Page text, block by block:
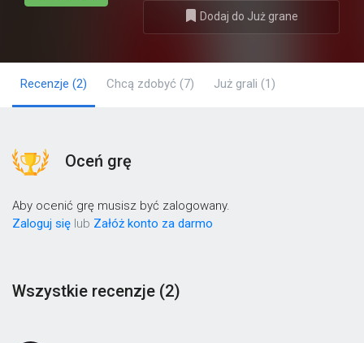
Dodaj do Już grane
Recenzje (2) Chcą zdobyć (7) Już grali (1)
Oceń grę
Aby ocenić grę musisz być zalogowany.
Zaloguj się lub Załóż konto za darmo
Wszystkie recenzje (2)